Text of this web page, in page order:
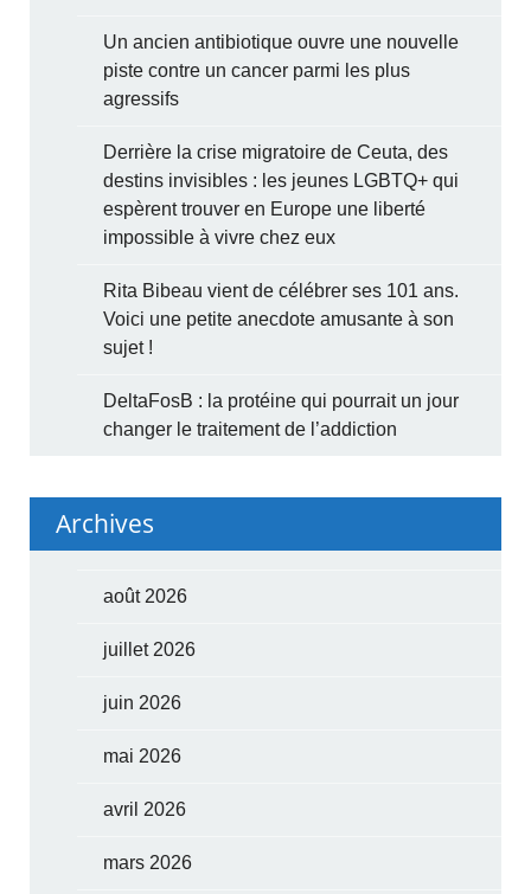
Un ancien antibiotique ouvre une nouvelle
piste contre un cancer parmi les plus
agressifs
Derrière la crise migratoire de Ceuta, des
destins invisibles : les jeunes LGBTQ+ qui
espèrent trouver en Europe une liberté
impossible à vivre chez eux
Rita Bibeau vient de célébrer ses 101 ans.
Voici une petite anecdote amusante à son
sujet !
DeltaFosB : la protéine qui pourrait un jour
changer le traitement de l’addiction
Archives
août 2026
juillet 2026
juin 2026
mai 2026
avril 2026
mars 2026